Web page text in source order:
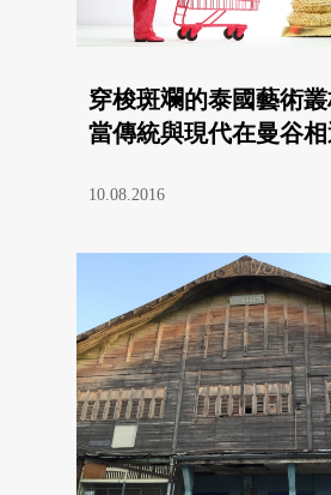
穿梭斑斕的泰國藝術叢
當傳統與現代在曼谷相
10.08.2016